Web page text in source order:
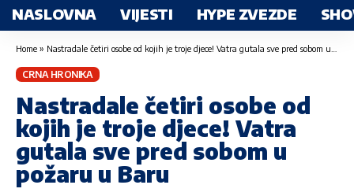
NASLOVNA VIJESTI HYPE ZVEZDE
Home » Nastradale četiri osobe od kojih je troje djece! Vatra gutala sve pred sobom u požaru u Baru
CRNA HRONIKA
Nastradale četiri osobe od
kojih je troje djece! Vatra
gutala sve pred sobom u
požaru u Baru